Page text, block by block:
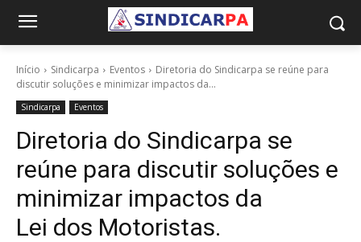
Início Sindicarpa Eventos
Diretoria do Sindicarpa se reúne para
discutir soluções e minimizar impactos da...
Sindicarpa Eventos
Diretoria do Sindicarpa se
reúne para discutir soluções e
minimizar impactos da
Lei dos Motoristas.